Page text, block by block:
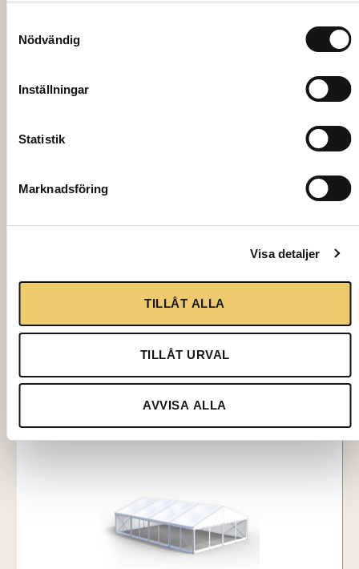
Nödvändig
Inställningar
Statistik
Marknadsföring
Visa detaljer
TILLÅT ALLA
TILLÅT URVAL
AVVISA ALLA
4828
Add to cart